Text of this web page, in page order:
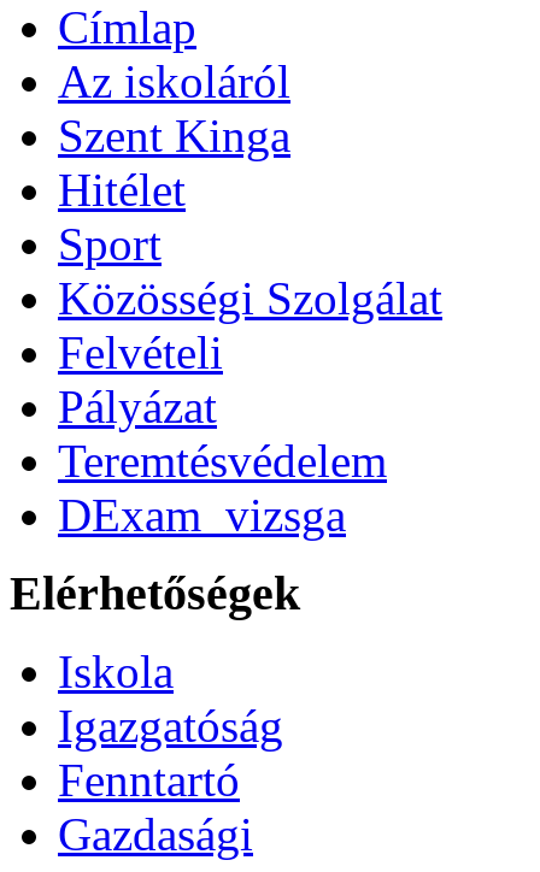
Címlap
Az iskoláról
Szent Kinga
Hitélet
Sport
Közösségi Szolgálat
Felvételi
Pályázat
Teremtésvédelem
DExam_vizsga
Elérhetőségek
Iskola
Igazgatóság
Fenntartó
Gazdasági